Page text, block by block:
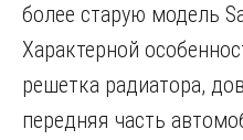
более старую модель
Характерной
решетка радиатора,
передняя часть